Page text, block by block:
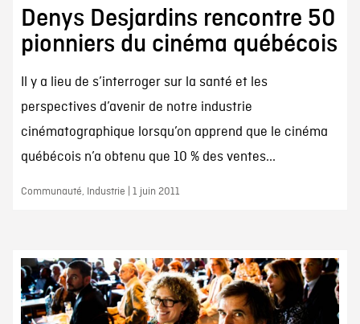
Denys Desjardins rencontre 50
pionniers du cinéma québécois
Il y a lieu de s’interroger sur la santé et les
perspectives d’avenir de notre industrie
cinématographique lorsqu’on apprend que le cinéma
québécois n’a obtenu que 10 % des ventes...
Communauté, Industrie | 1 juin 2011